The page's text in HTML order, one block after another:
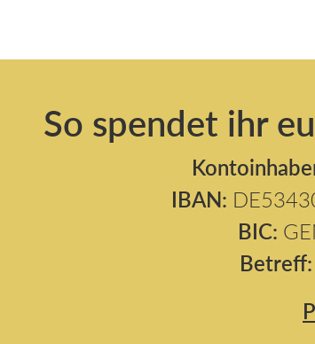
So spendet ihr
IBAN:
BIC:
Betreff: